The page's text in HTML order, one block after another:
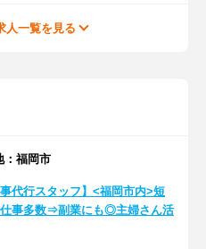
人一覧を見る
福岡市
事代行スタッフ】<福岡市内>短
事多数⇒副業にも◎主婦さん活